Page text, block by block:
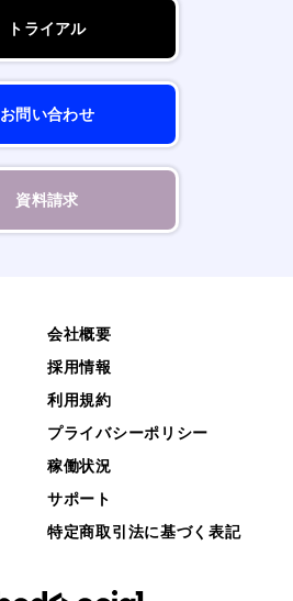
トライアル
お問い合わせ
資料請求
会社概要
採用情報
利用規約
プライバシーポリシー
稼働状況
サポート
特定商取引法に基づく表記